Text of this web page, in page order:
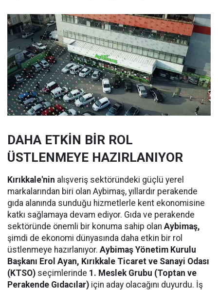
DAHA ETKİN BİR ROL
ÜSTLENMEYE HAZIRLANIYOR
Kırıkkale'nin alışveriş sektöründeki güçlü yerel
markalarından biri olan Aybimaş, yıllardır perakende
gıda alanında sunduğu hizmetlerle kent ekonomisine
katkı sağlamaya devam ediyor. Gıda ve perakende
sektöründe önemli bir konuma sahip olan Aybimaş,
şimdi de ekonomi dünyasında daha etkin bir rol
üstlenmeye hazırlanıyor. Aybimaş Yönetim Kurulu
Başkanı Erol Ayan, Kırıkkale Ticaret ve Sanayi Odası
(KTSO) seçimlerinde 1. Meslek Grubu (Toptan ve
Perakende Gıdacılar) için aday olacağını duyurdu. İş